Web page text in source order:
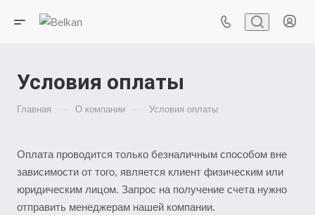
Условия оплаты
Главная О компании Условия оплаты
Оплата проводится только безналичным способом вне
зависимости от того, является клиент физическим или
юридическим лицом. Запрос на получение счета нужно
отправить менеджерам нашей компании.